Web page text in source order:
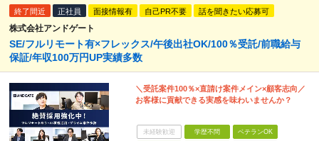
終了間近 正社員 面接情報有 自己PR不要 話を聞きたい応募可
株式会社アンドゲート
SE/フルリモート有×フレックス/午後出社OK/100％受託/前職給与
保証/年収100万円UP実績多数
＼受託案件100％×直請け案件メイン×顧客志向／
お客様に貢献できる実感を味わいませんか？
未経験歓迎 学歴不問 ベテランOK